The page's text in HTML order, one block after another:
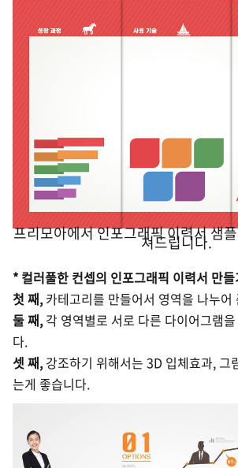
프리모아에서 인포그래픽 이력서 샘
쳐드립니다.
* 컬러풀한 컨셉의 인포그래픽 이력서 만
첫 째, 카테고리를 만들어서 영역을 나누어
둘 째, 각 영역별로 서로 다른 다이어그램
다.
셋 째, 강조하기 위해서는 3D 입체효과, 그
는게 좋습니다.